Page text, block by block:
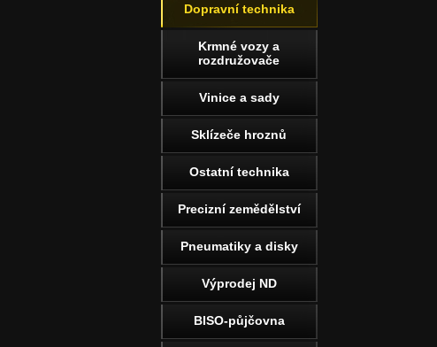
Dopravní technika
Krmné vozy a
rozdružovače
Vinice a sady
Sklízeče hroznů
Ostatní technika
Precizní zemědělství
Pneumatiky a disky
Výprodej ND
BISO-půjčovna